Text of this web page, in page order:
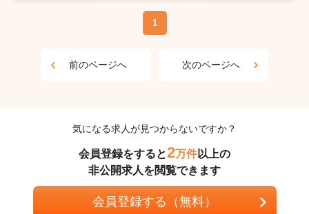
1
前のページへ 次のページへ
気になる求人が見つからないですか？
会員登録をすると2万件以上の
非公開求人を閲覧できます
会員登録する（無料）